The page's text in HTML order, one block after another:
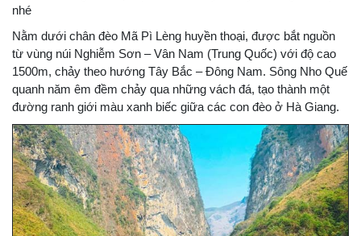
nhé
Nằm dưới chân đèo Mã Pì Lèng huyền thoại, được bắt nguồn
từ vùng núi Nghiễm Sơn – Vân Nam (Trung Quốc) với độ cao
1500m, chảy theo hướng Tây Bắc – Đông Nam. Sông Nho Quế
quanh năm êm đềm chảy qua những vách đá, tạo thành một
đường ranh giới màu xanh biếc giữa các con đèo ở Hà Giang.